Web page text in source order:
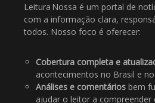
Leitura Nossa é um portal de
com a informação clara,
todos. Nosso foco é oferecer:
Cobertura completa e
acontecimentos no Brasil e
Análises e comentários bem
ajudar o leitor a compreender